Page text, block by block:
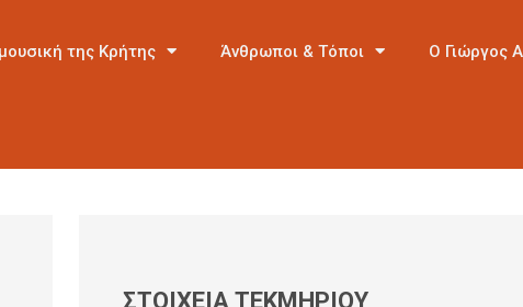
της Κρήτης Άνθρωποι & Τόποι Ο Γιώργος
ΣΤΟΙΧΕΙΑ ΤΕΚΜΗΡΙΟΥ